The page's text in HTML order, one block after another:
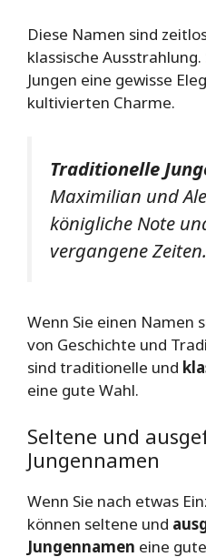
Diese Namen sind
klassische
Jungen eine gewisse
kultivierten Charme.
Traditionelle
Maximilian und
königliche Note
vergangene Zeiten.
Wenn Sie einen Namen
von Geschichte und
sind traditionelle und
eine gute Wahl.
Seltene und
Jungennamen
Wenn Sie nach etwas
können seltene und
Jungennamen eine